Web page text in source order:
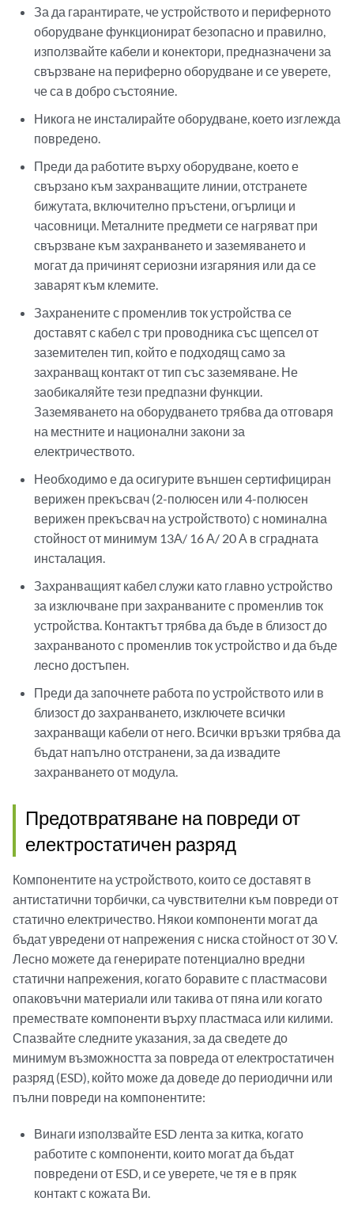
За да гарантирате, че устройството и периферното
оборудване функционират безопасно и правилно,
използвайте кабели и конектори, предназначени за
свързване на периферно оборудване и се уверете,
че са в добро състояние.
Никога не инсталирайте оборудване, което изглежда
повредено.
Преди да работите върху оборудване, което е
свързано към захранващите линии, отстранете
бижутата, включително пръстени, огърлици и
часовници. Металните предмети се нагряват при
свързване към захранването и заземяването и
могат да причинят сериозни изгаряния или да се
заварят към клемите.
Захранените с променлив ток устройства се
доставят с кабел с три проводника със щепсел от
заземителен тип, който е подходящ само за
захранващ контакт от тип със заземяване. Не
заобикаляйте тези предпазни функции.
Заземяването на оборудването трябва да отговаря
на местните и национални закони за
електричеството.
Необходимо е да осигурите външен сертифициран
верижен прекъсвач (2-полюсен или 4-полюсен
верижен прекъсвач на устройството) с номинална
стойност от минимум 13А/ 16 А/ 20 А в сградната
инсталация.
Захранващият кабел служи като главно устройство
за изключване при захранваните с променлив ток
устройства. Контактът трябва да бъде в близост до
захранваното с променлив ток устройство и да бъде
лесно достъпен.
Преди да започнете работа по устройството или в
близост до захранването, изключете всички
захранващи кабели от него. Всички връзки трябва да
бъдат напълно отстранени, за да извадите
захранването от модула.
Предотвратяване на повреди от
електростатичен разряд
Компонентите на устройството, които се доставят в
антистатични торбички, са чувствителни към повреди от
статично електричество. Някои компоненти могат да
бъдат увредени от напрежения с ниска стойност от 30 V.
Лесно можете да генерирате потенциално вредни
статични напрежения, когато боравите с пластмасови
опаковъчни материали или такива от пяна или когато
премествате компоненти върху пластмаса или килими.
Спазвайте следните указания, за да сведете до
минимум възможността за повреда от електростатичен
разряд (ESD), който може да доведе до периодични или
пълни повреди на компонентите:
Винаги използвайте ESD лента за китка, когато
работите с компоненти, които могат да бъдат
повредени от ESD, и се уверете, че тя е в пряк
контакт с кожата Ви.